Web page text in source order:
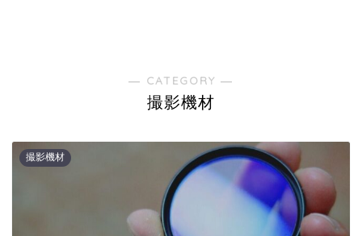
― CATEGORY ―
撮影機材
撮影機材